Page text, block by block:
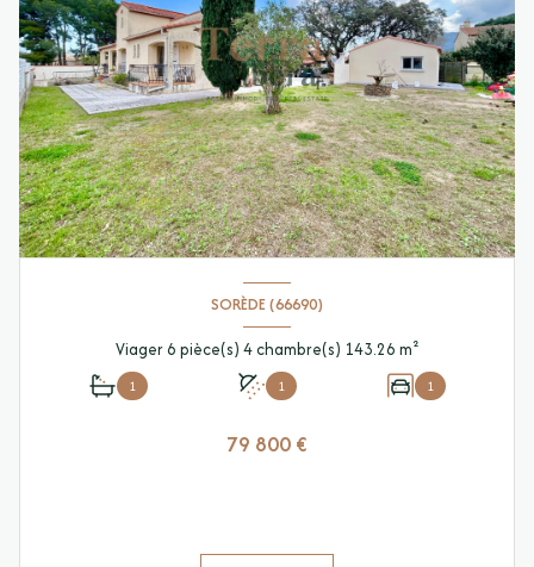
SORÈDE (66690)
Viager 6 pièce(s) 4 chambre(s) 143.26 m²
1 1 1
79 800 €